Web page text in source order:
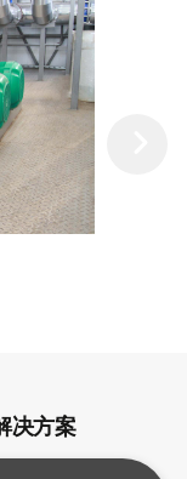
决方案